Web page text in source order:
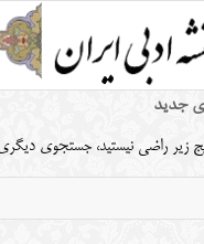
جدید
زیر راضی نیستید، جستجوی